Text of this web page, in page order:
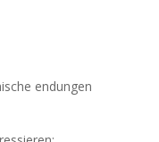
endungen